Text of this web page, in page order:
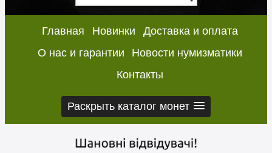
Главная Новинки
Доставка и оплата
О нас и гарантии
Новости нумизматики
Контакты
Раскрыть каталог монет